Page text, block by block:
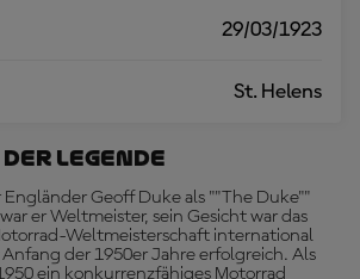
29/03/1923
St. Helens
Legende
Engländer Geoff Duke als ""The Duke""
er Weltmeister, sein Gesicht war das
Weltmeisterschaft international
der 1950er Jahre erfolgreich. Als
ein konkurrenzfähiges Motorrad